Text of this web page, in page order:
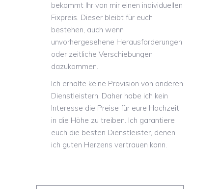
bekommt Ihr von mir einen individuellen
Fixpreis. Dieser bleibt für euch
bestehen, auch wenn
unvorhergesehene Herausforderungen
oder zeitliche Verschiebungen
dazukommen.
Ich erhalte keine Provision von anderen
Dienstleistern. Daher habe ich kein
Interesse die Preise für eure Hochzeit
in die Höhe zu treiben. Ich garantiere
euch die besten Dienstleister, denen
ich guten Herzens vertrauen kann.